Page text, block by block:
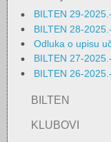
BILTEN 29-
BILTEN 28-
Odluka o upisu
BILTEN 27-
BILTEN 26-
BILTEN
KLUBOVI